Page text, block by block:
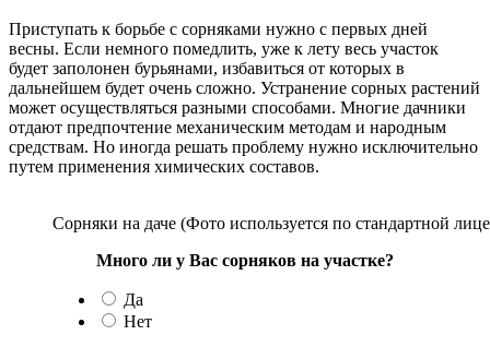
Приступать к борьбе с сорняками нужно с первых дней
весны. Если немного помедлить, уже к лету весь участок
будет заполонен бурьянами, избавиться от которых в
дальнейшем будет очень сложно. Устранение сорных растений
может осуществляться разными способами. Многие дачники
отдают предпочтение механическим методам и народным
средствам. Но иногда решать проблему нужно исключительно
путем применения химических составов.
Сорняки на даче (Фото используется по стандартной
Много ли у Вас сорняков на участке?
Да
Нет